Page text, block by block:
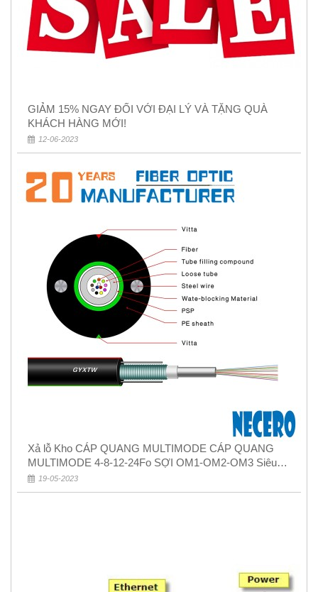
GIẢM 15% NGAY ĐỐI VỚI ĐẠI LÝ VÀ TẶNG QUÀ
KHÁCH HÀNG MỚI!
12-06-2023
Xả lỗ Kho CÁP QUANG MULTIMODE CÁP QUANG
MULTIMODE 4-8-12-24Fo SỢI OM1-OM2-OM3 Siêu
Rẻ 5k
19-05-2023